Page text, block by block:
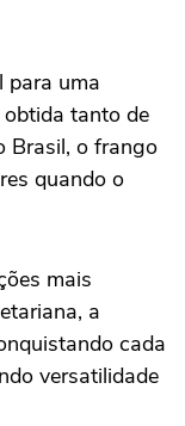
para uma
obtida tanto de
Brasil, o frango
quando o
mais
a
cada
versatilidade